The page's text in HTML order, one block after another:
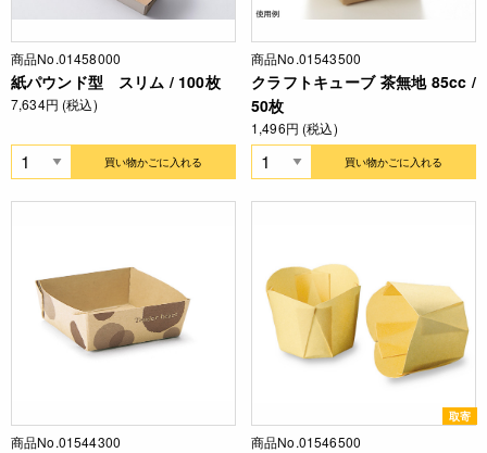
商品No.01458000
紙パウンド型 スリム / 100枚
7,634円 (税込)
買い物かごに入れる
商品No.01543500
クラフトキューブ 茶無地 85cc /
50枚
1,496円 (税込)
買い物かごに入れる
商品No.01544300
取寄
商品No.01546500